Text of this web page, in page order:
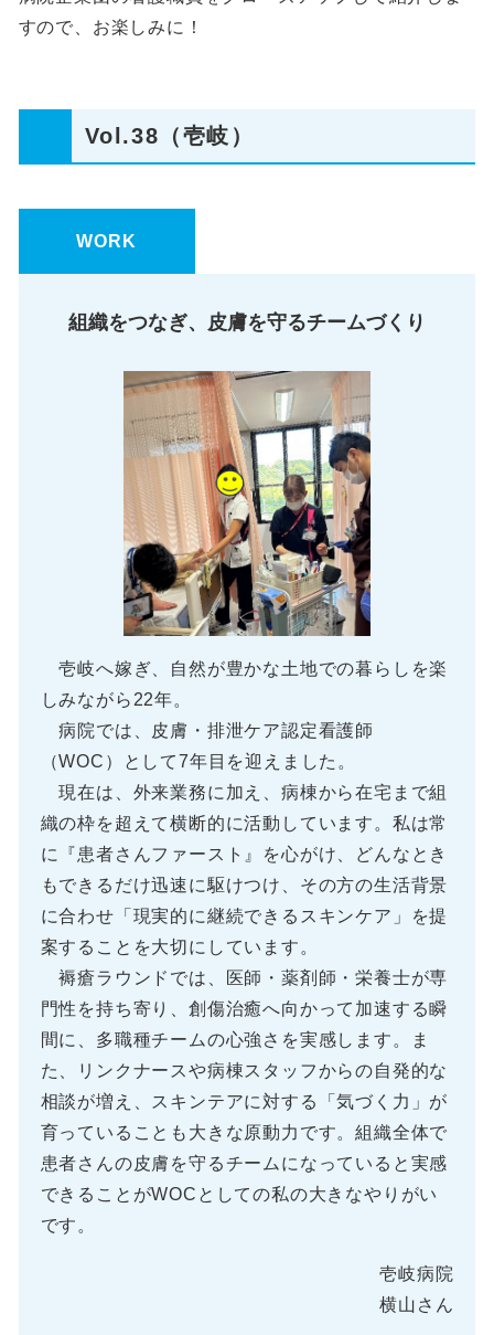
すので、お楽しみに！
Vol.38（壱岐）
WORK
組織をつなぎ、皮膚を守るチームづくり
壱岐へ嫁ぎ、自然が豊かな土地での暮らしを楽
しみながら22年。
病院では、皮膚・排泄ケア認定看護師
（WOC）として7年目を迎えました。
現在は、外来業務に加え、病棟から在宅まで組
織の枠を超えて横断的に活動しています。私は常
に『患者さんファースト』を心がけ、どんなとき
もできるだけ迅速に駆けつけ、その方の生活背景
に合わせ「現実的に継続できるスキンケア」を提
案することを大切にしています。
褥瘡ラウンドでは、医師・薬剤師・栄養士が専
門性を持ち寄り、創傷治癒へ向かって加速する瞬
間に、多職種チームの心強さを実感します。ま
た、リンクナースや病棟スタッフからの自発的な
相談が増え、スキンテアに対する「気づく力」が
育っていることも大きな原動力です。組織全体で
患者さんの皮膚を守るチームになっていると実感
できることがWOCとしての私の大きなやりがい
です。
壱岐病院
横山さん